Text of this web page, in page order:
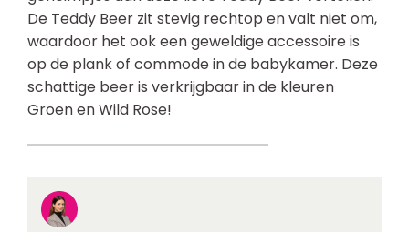
De Teddy Beer zit stevig rechtop en valt niet om,
waardoor het ook een geweldige accessoire is
op de plank of commode in de babykamer. Deze
schattige beer is verkrijgbaar in de kleuren
Groen en Wild Rose!